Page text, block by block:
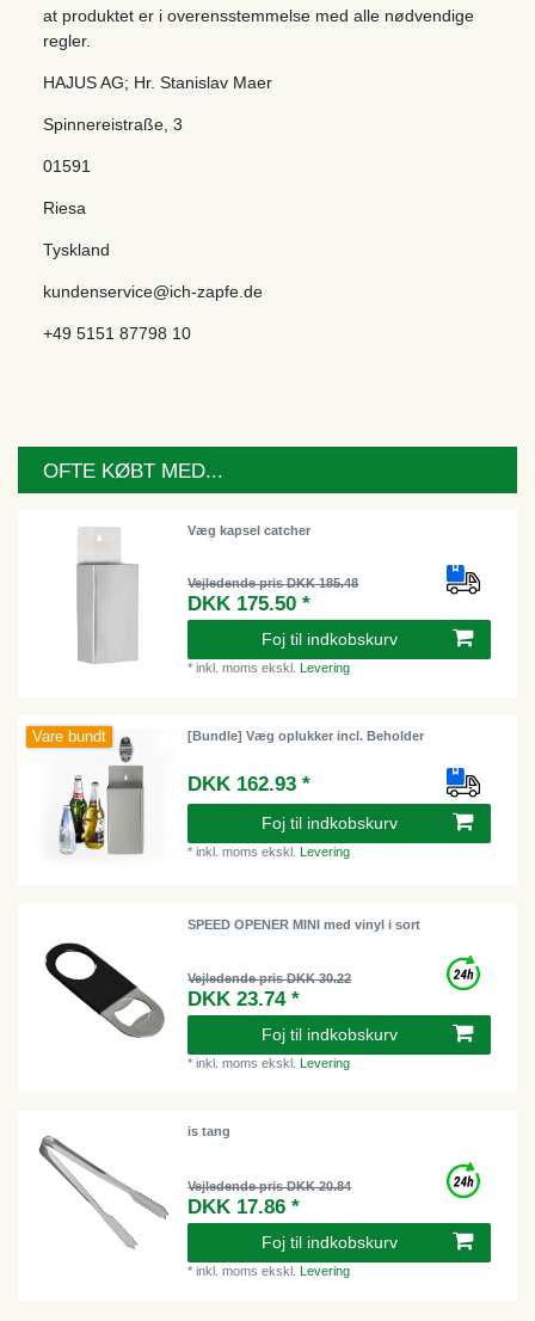
at produktet er i overensstemmelse med alle nødvendige
regler.
HAJUS AG; Hr. Stanislav Maer
Spinnereistraße 3
01591
Riesa
Tyskland
kundenservice@ich-zapfe.de
+49 5151 87798 10
OFTE KØBT MED...
Væg kapsel catcher
Vejledende pris DKK 185.48
DKK 175.50 *
Foj til indkobskurv
*inkl. moms ekskl.Levering
Vare bundt [Bundle] Væg oplukker incl. Beholder
DKK 162.93 *
Foj til indkobskurv
*inkl. moms ekskl.Levering
SPEED OPENER MINI med vinyl i sort
Vejledende pris DKK 30.22
DKK 23.74 *
Foj til indkobskurv
*inkl. moms ekskl. Levering
is tang
Vejledende pris DKK 20.84
DKK 17.86 *
Foj til indkobskurv
*inkl. moms ekskl.Levering